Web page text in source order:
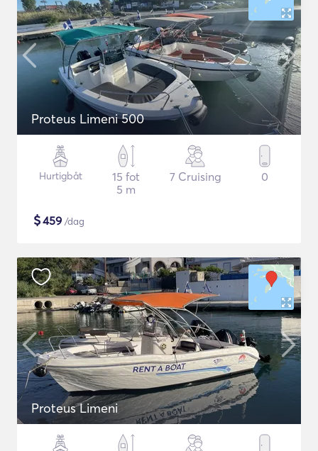
Proteus Limeni 500
Hurtigbåt
15 fot
5 m
7 Cruising 0
$459 /dag
Proteus Limeni